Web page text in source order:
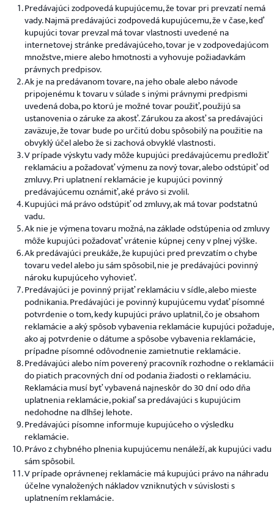
Predávajúci zodpovedá kupujúcemu, že tovar pri prevzatí nemá
vady. Najmä predávajúci zodpovedá kupujúcemu, že v čase, keď
kupujúci tovar prevzal má tovar vlastnosti uvedené na
internetovej stránke predávajúceho, tovar je v zodpovedajúcom
množstve, miere alebo hmotnosti a vyhovuje požiadavkám
právnych predpisov.
Ak je na predávanom tovare, na jeho obale alebo návode
pripojenému k tovaru v súlade s inými právnymi predpismi
uvedená doba, po ktorú je možné tovar použiť, použijú sa
ustanovenia o záruke za akosť. Zárukou za akosť sa predávajúci
zaväzuje, že tovar bude po určitú dobu spôsobilý na použitie na
obvyklý účel alebo že si zachová obvyklé vlastnosti.
V prípade výskytu vady môže kupujúci predávajúcemu predložiť
reklamáciu a požadovať výmenu za nový tovar, alebo odstúpiť od
zmluvy. Pri uplatnení reklamácie je kupujúci povinný
predávajúcemu oznámiť, aké právo si zvolil.
Kupujúci má právo odstúpiť od zmluvy, ak má tovar podstatnú
vadu.
Ak nie je výmena tovaru možná, na základe odstúpenia od zmluvy
môže kupujúci požadovať vrátenie kúpnej ceny v plnej výške.
Ak predávajúci preukáže, že kupujúci pred prevzatím o chybe
tovaru vedel alebo ju sám spôsobil, nie je predávajúci povinný
nároku kupujúceho vyhovieť.
Predávajúci je povinný prijať reklamáciu v sídle, alebo mieste
podnikania. Predávajúci je povinný kupujúcemu vydať písomné
potvrdenie o tom, kedy kupujúci právo uplatnil, čo je obsahom
reklamácie a aký spôsob vybavenia reklamácie kupujúci požaduje,
ako aj potvrdenie o dátume a spôsobe vybavenia reklamácie,
prípadne písomné odôvodnenie zamietnutie reklamácie.
Predávajúci alebo ním poverený pracovník rozhodne o reklamácii
do piatich pracovných dní od podania žiadosti o reklamáciu.
Reklamácia musí byť vybavená najneskôr do 30 dní odo dňa
uplatnenia reklamácie, pokiaľ sa predávajúci s kupujúcim
nedohodne na dlhšej lehote.
Predávajúci písomne ​​informuje kupujúceho o výsledku
reklamácie.
Právo z chybného plnenia kupujúcemu nenáleží, ak kupujúci vadu
sám spôsobil.
V prípade oprávnenej reklamácie má kupujúci právo na náhradu
účelne vynaložených nákladov vzniknutých v súvislosti s
uplatnením reklamácie.